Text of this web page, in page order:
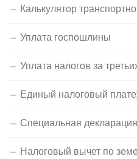
Калькулятор
Уплата госпошлины
Уплата налогов за
Единый налоговый
Специальная декларация
Налоговый вычет по